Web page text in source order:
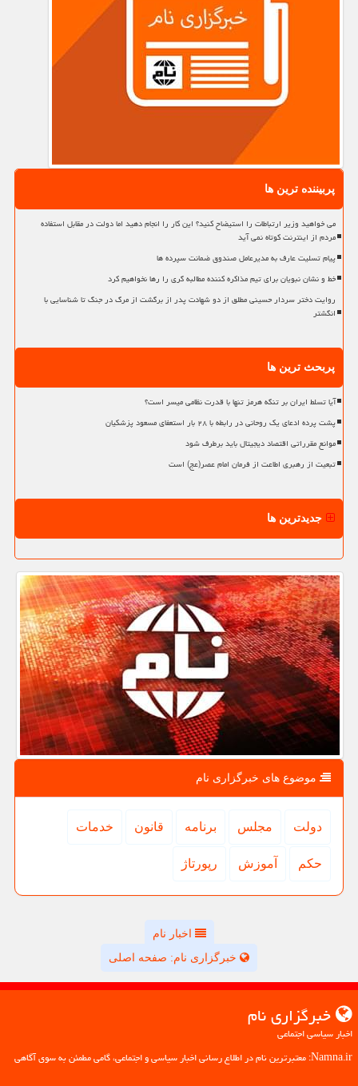
پربیننده ترین ها
می خواهید وزیر ارتباطات را استیضاح کنید؟ این کار را انجام دهید اما دولت در مقابل استفاده
مردم از اینترنت کوتاه نمی آید
پیام تسلیت عارف به مدیرعامل صندوق ضمانت سپرده ها
خط و نشان نبویان برای تیم مذاکره کننده مطالبه گری را رها نخواهیم کرد
روایت دختر سردار حسینی مطلق از دو شهادت پدر از برگشت از مرگ در جنگ تا شناسایی با
انگشتر
پربحث ترین ها
آیا تسلط ایران بر تنگه هرمز تنها با قدرت نظامی میسر است؟
پشت پرده ادعای یک روحانی در رابطه با ۲۸ بار استعفای مسعود پزشکیان
موانع مقرراتی اقتصاد دیجیتال باید برطرف شود
تبعیت از رهبری اطاعت از فرمان امام عصر(عج) است
جدیدترین ها
موضوع های خبرگزاری نام
دولت مجلس برنامه قانون خدمات
حكم آموزش رپورتاژ
اخبار نام
خبرگزاری نام: صفحه اصلی
خبرگزاری نام
اخبار سیاسی اجتماعی
Namna.ir: معتبرترین نام در اطلاع رسانی اخبار سیاسی و اجتماعی، گامی مطمئن به سوی آگاهی